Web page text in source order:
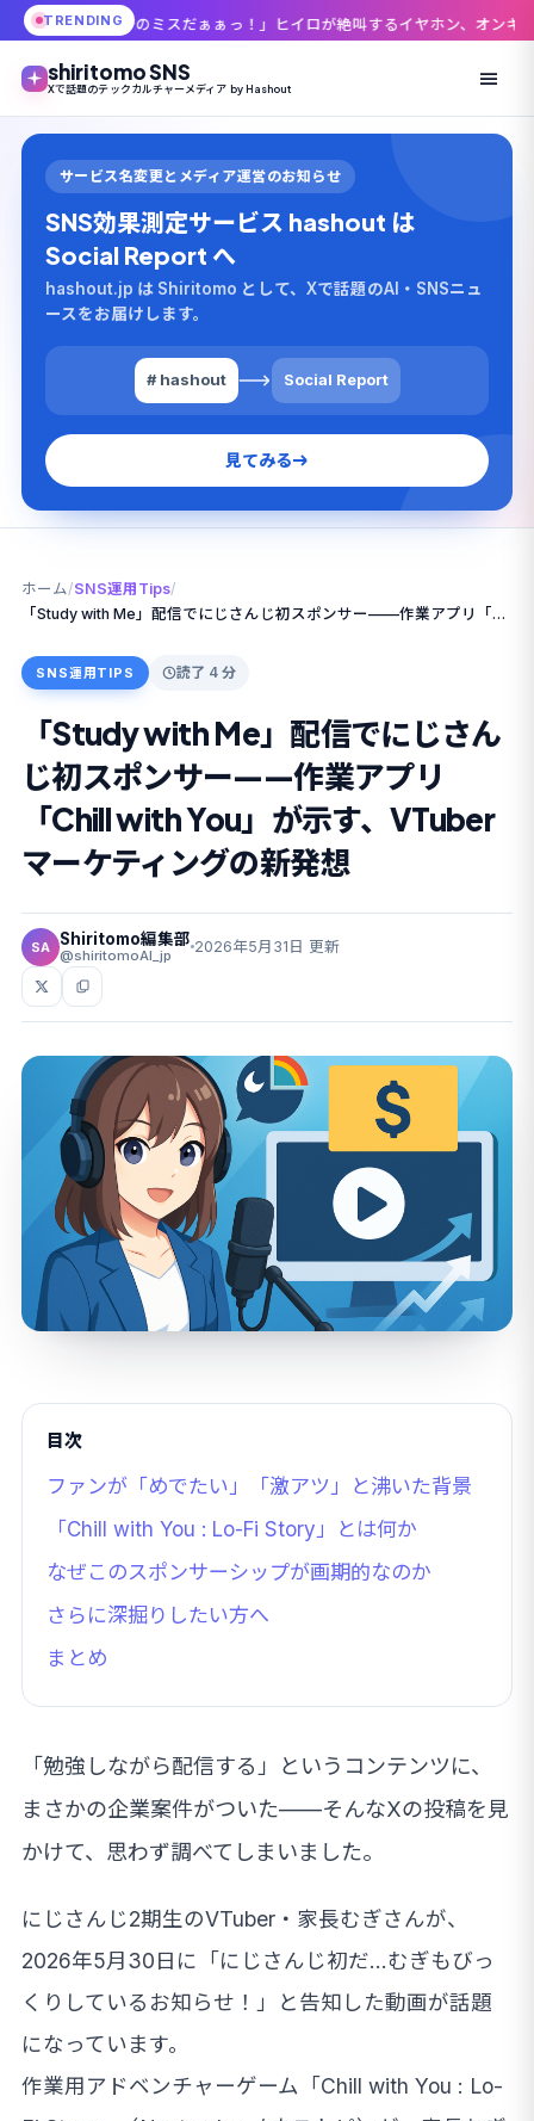
TRENDING
だぁぁっ！」ヒイロが絶叫するイヤホン、オンキヨー×ガンダムWコラボが
shiritomo SNS
Xで話題のテックカルチャーメディア by Hashout
サービス名変更とメディア運営のお知らせ
SNS効果測定サービス hashout は
Social Report へ
hashout.jp は Shiritomo として、Xで話題のAI・SNSニュ
ースをお届けします。
# hashout Social Report
見てみる
ホーム /SNS運用Tips/
「Study with Me」配信でにじさんじ初スポンサー——作業アプリ「Chill with You」が示す、VTuberマーケティングの新発想
SNS運用TIPS 読了 4 分
「Study with Me」配信でにじさん
じ初スポンサー——作業アプリ
「Chill with You」が示す、VTuber
マーケティングの新発想
SA Shiritomo編集部
@shiritomoAI_jp 2026年5月31日 更新
目次
ファンが「めでたい」「激アツ」と沸いた背景
「Chill with You : Lo-Fi Story」とは何か
なぜこのスポンサーシップが画期的なのか
さらに深掘りしたい方へ
まとめ
「勉強しながら配信する」というコンテンツに、
まさかの企業案件がついた——そんなXの投稿を見
かけて、思わず調べてしまいました。
にじさんじ2期生のVTuber・家長むぎさんが、
2026年5月30日に「にじさんじ初だ…むぎもびっ
くりしているお知らせ！」と告知した動画が話題
になっています。
作業用アドベンチャーゲーム「Chill with You : Lo-